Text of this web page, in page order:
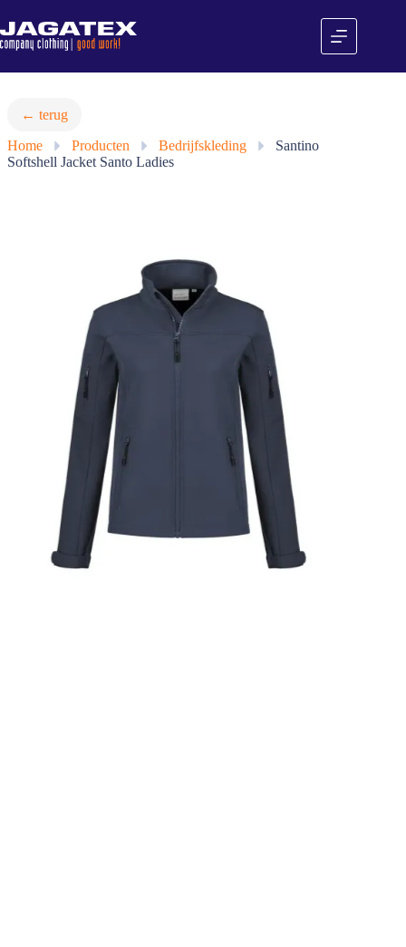
naar
de
inhoud
← terug
Home
» Producten » Bedrijfskleding »
Santino
Softshell Jacket Santo Ladies